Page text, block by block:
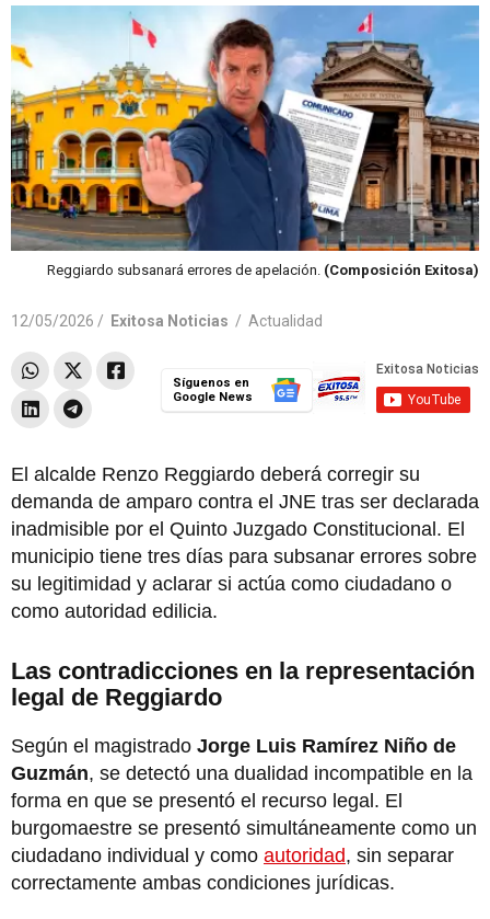
Reggiardo subsanará errores de apelación. (Composición Exitosa)
12/05/2026 / Exitosa Noticias / Actualidad
Síguenos en
Google News
El alcalde Renzo Reggiardo deberá corregir su
demanda de amparo contra el JNE tras ser declarada
inadmisible por el Quinto Juzgado Constitucional. El
municipio tiene tres días para subsanar errores sobre
su legitimidad y aclarar si actúa como ciudadano o
como autoridad edilicia.
Las contradicciones en la representación
legal de Reggiardo
Según el magistrado Jorge Luis Ramírez Niño de
Guzmán, se detectó una dualidad incompatible en la
forma en que se presentó el recurso legal. El
burgomaestre se presentó simultáneamente como un
ciudadano individual y como autoridad, sin separar
correctamente ambas condiciones jurídicas.